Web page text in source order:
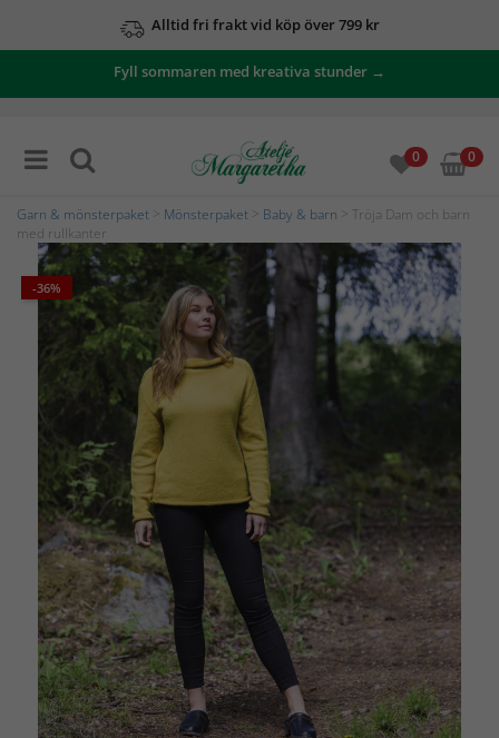
Alltid fri frakt vid köp över 799 kr
Fyll sommaren med kreativa stunder →
0 0
Garn & mönsterpaket Mönsterpaket Baby & barn > Tröja Dam och barn
med rullkanter
-36%